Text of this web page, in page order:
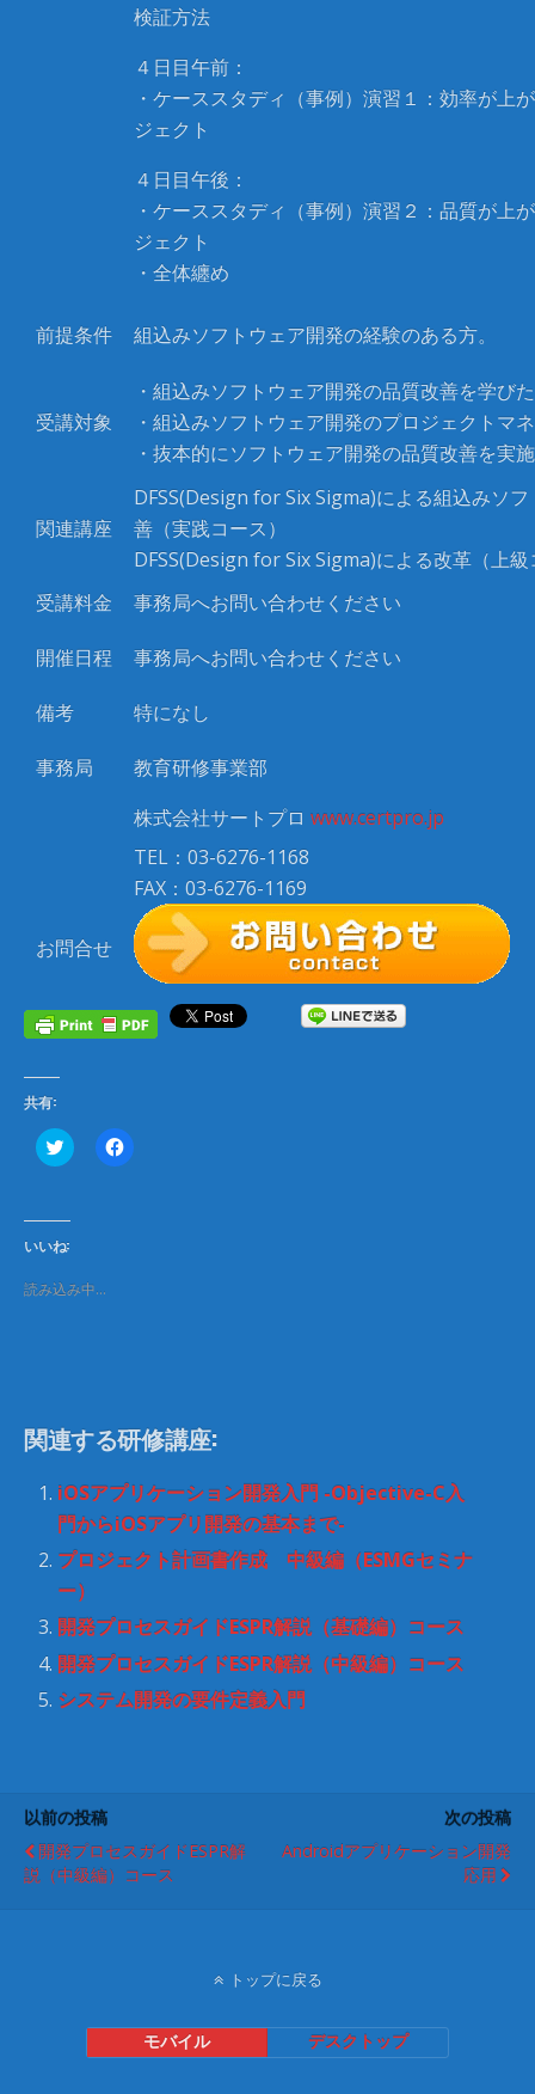
検証方法
４日目午前：
・ケーススタディ（事例）演習１：効率が上
ジェクト
４日目午後：
・ケーススタディ（事例）演習２：品質が上
ジェクト
・全体纏め
前提条件 組込みソフトウェア開発の経験のある方。
受講対象
・組込みソフトウェア開発の品質改善を学び
・組込みソフトウェア開発のプロジェクトマ
・抜本的にソフトウェア開発の品質改善を実
関連講座
DFSS(Design for Six Sigma)による組込みソ
善（実践コース）
DFSS(Design for Six Sigma)による改革（上
受講料金
事務局へお問い合わせください
開催日程 事務局へお問い合わせください
備考 特になし
事務局
教育研修事業部
株式会社サートプロ www.certpro.jp
TEL：03-6276-1168
FAX：03-6276-1169
お問合せ
共有:
ク
リ
て
T
w
t
t
い
ウ
ン
ド
ウ
で
開
き
ま
す
F
a
ク
し
て
だ
さ
い
(
し
ン
ド
ウ
で
開
き
いいね:
読み込み中…
関連する研修講座:
iOSアプリケーション開発入門 -Objective-C入
門からiOSアプリ開発の基本まで-
プロジェクト計画書作成 中級編（ESMGセミナ
ー）
開発プロセスガイドESPR解説（基礎編）コース
開発プロセスガイドESPR解説（中級編）コース
システム開発の要件定義入門
以前の投稿
開発プロセスガイドESPR解
説（中級編）コース
次の投稿
Androidアプリケーション開発
応用
トップに戻る
モバイル デスクトップ